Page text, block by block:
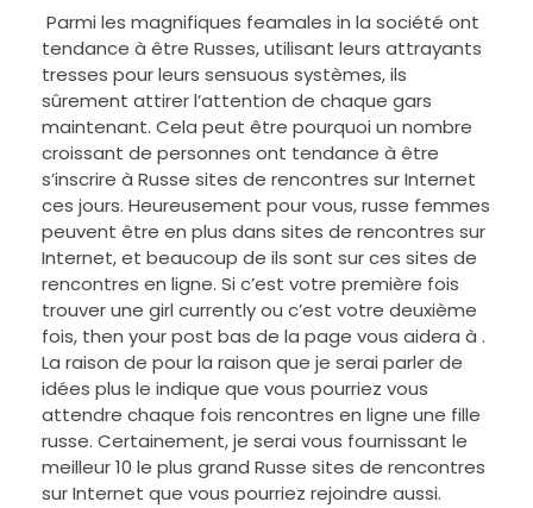
Parmi les magnifiques feamales in la société ont
tendance à être Russes, utilisant leurs attrayants
tresses pour leurs sensuous systèmes, ils
sûrement attirer l’attention de chaque gars
maintenant. Cela peut être pourquoi un nombre
croissant de personnes ont tendance à être
s’inscrire à Russe sites de rencontres sur Internet
ces jours. Heureusement pour vous, russe femmes
peuvent être en plus dans sites de rencontres sur
Internet, et beaucoup de ils sont sur ces sites de
rencontres en ligne. Si c’est votre première fois
trouver une girl currently ou c’est votre deuxième
fois, then your post bas de la page vous aidera à .
La raison de pour la raison que je serai parler de
idées plus le indique que vous pourriez vous
attendre chaque fois rencontres en ligne une fille
russe. Certainement, je serai vous fournissant le
meilleur 10 le plus grand Russe sites de rencontres
sur Internet que vous pourriez rejoindre aussi.